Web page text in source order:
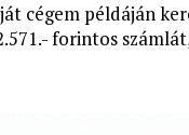
cégem példáján
forintos